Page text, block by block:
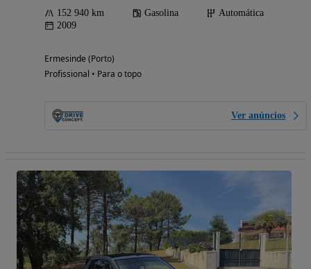
152 940 km Gasolina
Automática
2009
Ermesinde (Porto)
Profissional • Para o topo
Ver anúncios